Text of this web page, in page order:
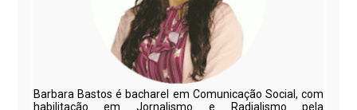
Barbara Bastos é bacharel em Comunicação Social, com
habilitação em Jornalismo e Radialismo pela